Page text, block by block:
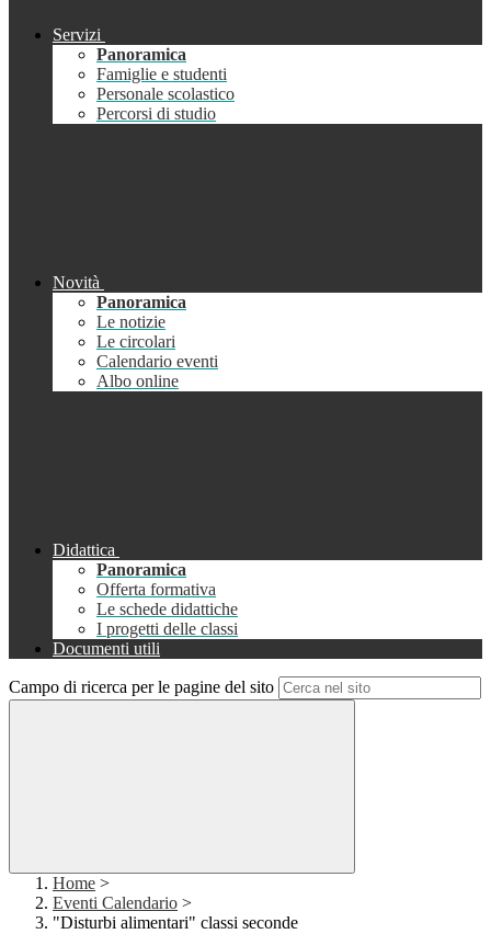
Servizi
Panoramica
Famiglie e studenti
Personale scolastico
Percorsi di studio
Novità
Panoramica
Le notizie
Le circolari
Calendario eventi
Albo online
Didattica
Panoramica
Offerta formativa
Le schede didattiche
I progetti delle classi
Documenti utili
Campo di ricerca per le pagine del sito
Home >
Eventi Calendario >
"Disturbi alimentari" classi seconde